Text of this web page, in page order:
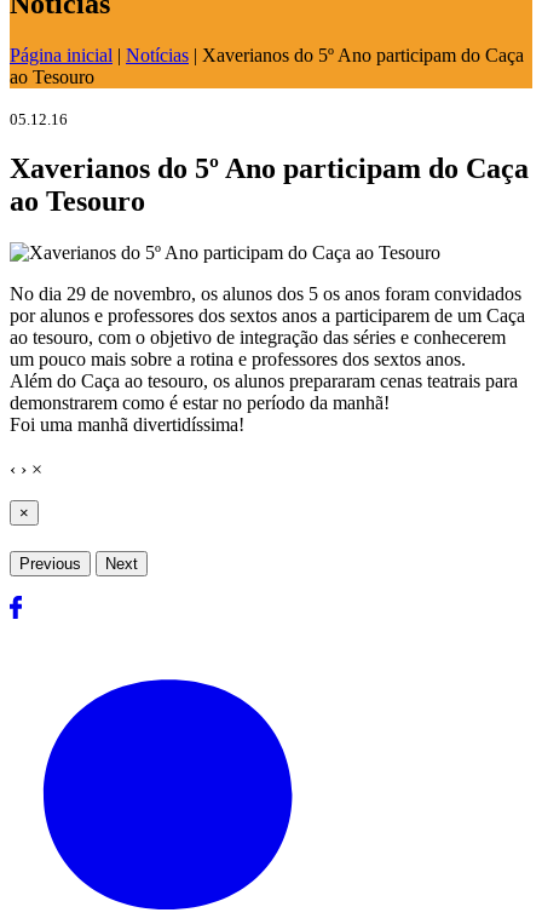
Página inicial | Notícias | Xaverianos do 5º Ano participam do Caça
ao Tesouro
05.12.16
Xaverianos do 5º Ano participam do Caça
ao Tesouro
No dia 29 de novembro, os alunos dos 5 os anos foram convidados
por alunos e professores dos sextos anos a participarem de um Caça
ao tesouro, com o objetivo de integração das séries e conhecerem
um pouco mais sobre a rotina e professores dos sextos anos.
Além do Caça ao tesouro, os alunos prepararam cenas teatrais para
demonstrarem como é estar no período da manhã!
Foi uma manhã divertidíssima!
‹ › ×
×
Previous Next